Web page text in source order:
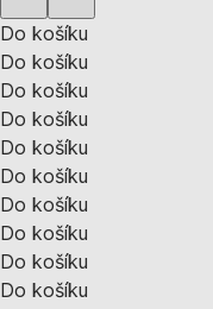
Do košíku
Do košíku
Do košíku
Do košíku
Do košíku
Do košíku
Do košíku
Do košíku
Do košíku
Do košíku